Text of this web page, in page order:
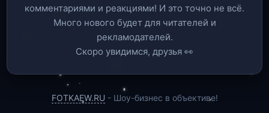
комментариями и реакциями! И это точно не всё.
Много нового будет для читателей и
рекламодателей.
Скоро увидимся, друзья 👀
FOTKAEW.RU - Шоу-бизнес в объективе!